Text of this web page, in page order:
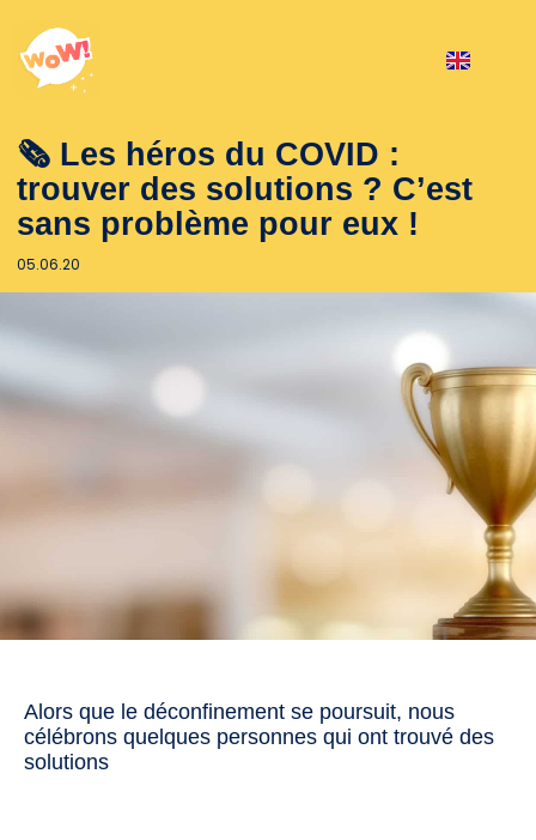
🗞 Les héros du COVID :
trouver des solutions ? C’est
sans problème pour eux !
05.06.20
Alors que le déconfinement se poursuit, nous
célébrons quelques personnes qui ont trouvé des
solutions